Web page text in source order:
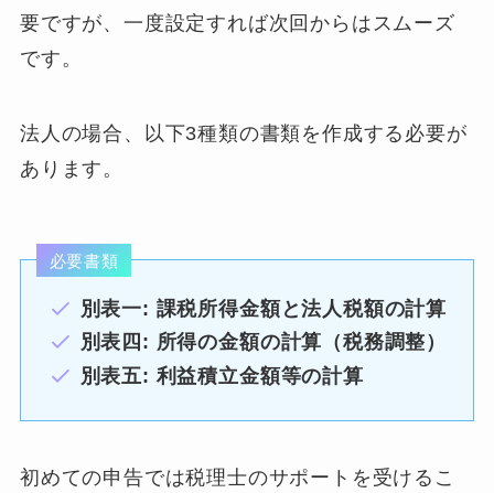
要ですが、一度設定すれば次回からはスムーズ
です。
法人の場合、以下3種類の書類を作成する必要が
あります。
必要書類
別表一: 課税所得金額と法人税額の計算
別表四: 所得の金額の計算（税務調整）
別表五: 利益積立金額等の計算
初めての申告では税理士のサポートを受けるこ